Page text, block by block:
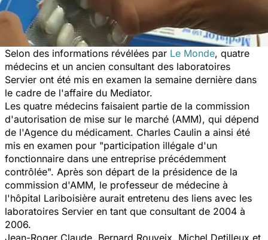
Selon des informations révélées par Le Monde, quatre
médecins et un ancien consultant des laboratoires
Servier ont été mis en examen la semaine dernière dans
le cadre de l'affaire du Mediator.
Les quatre médecins faisaient partie de la commission
d'autorisation de mise sur le marché (AMM), qui dépend
de l'Agence du médicament. Charles Caulin a ainsi été
mis en examen pour "participation illégale d'un
fonctionnaire dans une entreprise précédemment
contrôlée". Après son départ de la présidence de la
commission d'AMM, le professeur de médecine à
l'hôpital Lariboisière aurait entretenu des liens avec les
laboratoires Servier en tant que consultant de 2004 à
2006.
Jean-Roger Claude, Bernard Rouveix, Michel Detilleux et